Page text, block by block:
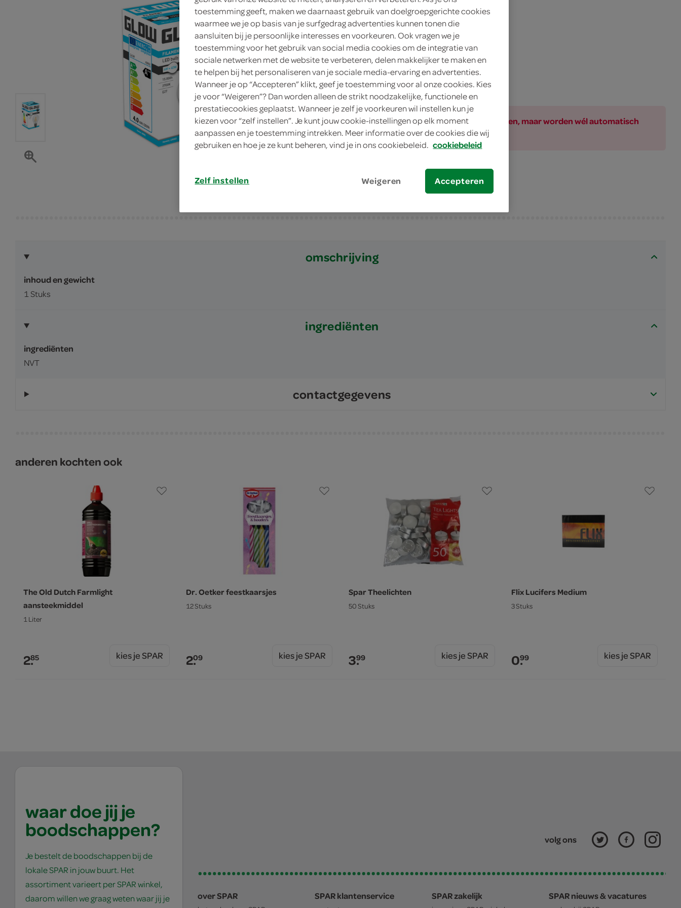
4.
19
1 Stuks
in winkelmand
Let op: aanbiedingen zijn niet zichtbaar bij de producten, maar worden wél automatisch
verwerkt in de winkelmand.
omschrijving
inhoud en gewicht
1 Stuks
ingrediënten
ingrediënten
NVT
contactgegevens
anderen kochten ook
The Old Dutch Farmlight
aansteekmiddel
1 Liter
2.85 kies je SPAR
Dr. Oetker feestkaarsjes
12 Stuks
2.09 kies je SPAR
Spar Theelichten
50 Stuks
3.99 kies je SPAR
Flix Lucifers Medium
3 Stuks
0.99 kies je SPAR
waar doe jij je
boodschappen?
Je bestelt de boodschappen bij de
lokale SPAR in jouw buurt. Het
assortiment varieert per SPAR winkel,
daarom willen we graag weten waar jij je
volg ons
over SPAR SPAR klantenservice SPAR zakelijk SPAR nieuws & vacatures
toestemming geeft, maken we daarnaast gebruik van doelgroepgerichte cookies
waarmee we je op basis van je surfgedrag advertenties kunnen tonen die
aansluiten bij je persoonlijke interesses en voorkeuren. Ook vragen we je
toestemming voor het gebruik van social media cookies om de integratie van
sociale netwerken met de website te verbeteren, delen makkelijker te maken en
te helpen bij het personaliseren van je sociale media-ervaring en advertenties.
Wanneer je op “Accepteren” klikt, geef je toestemming voor al onze cookies. Kies
je voor “Weigeren”? Dan worden alleen de strikt noodzakelijke, functionele en
prestatiecookies geplaatst. Wanneer je zelf je voorkeuren wil instellen kun je
kiezen voor “zelf instellen”. Je kunt jouw cookie-instellingen op elk moment
aanpassen en je toestemming intrekken. Meer informatie over de cookies die wij
gebruiken en hoe je ze kunt beheren, vind je in ons cookiebeleid. cookiebeleid
Zelf instellen Weigeren Accepteren